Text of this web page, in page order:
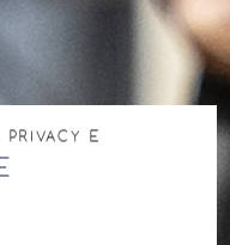
PRIVACY E